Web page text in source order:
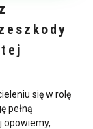
się w rolę
pełną
opowiemy,